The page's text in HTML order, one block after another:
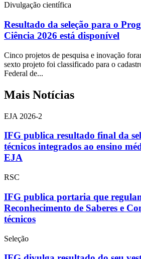
Divulgação científica
Resultado da seleção para o
Ciência 2026 está disponível
Cinco projetos de pesquisa e inovação
sexto projeto foi classificado para o
Federal de...
Mais Notícias
EJA 2026-2
IFG publica resultado final da
técnicos integrados ao ensino
EJA
RSC
IFG publica portaria que
Reconhecimento de Saberes e
técnicos
Seleção